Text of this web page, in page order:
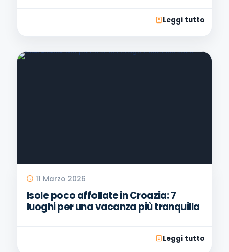
Leggi tutto
11 Marzo 2026
Isole poco affollate in Croazia: 7
luoghi per una vacanza più tranquilla
Leggi tutto